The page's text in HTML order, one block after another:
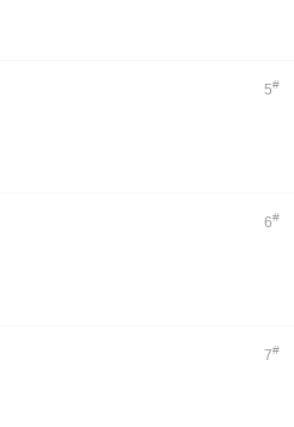
5#
6#
7#